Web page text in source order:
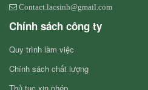
Contact.lacsinh@gmail.com
Chính sách công ty
Quy trình làm việc
Chính sách chất lượng